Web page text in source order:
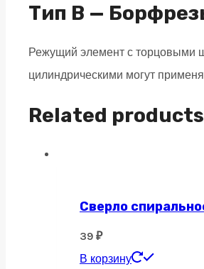
M06L150
насечка,
удлиненная
Тип B —
Режущий элемент с торцовыми
цилиндрическими могут
Related products
Сверло
39 ₽
В корзину